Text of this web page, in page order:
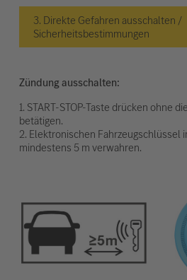
3. Direkte Gefahren ausschalten /
Sicherheitsbestimmungen
Zündung ausschalten:
1. START-STOP-Taste drücken ohne
betätigen.
2. Elektronischen Fahrzeugschlüssel
mindestens 5 m verwahren.